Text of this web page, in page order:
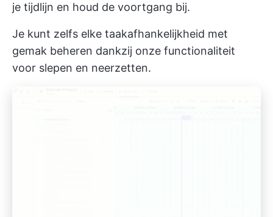
je tijdlijn en houd de voortgang bij.
Je kunt zelfs elke taakafhankelijkheid met
gemak beheren dankzij onze functionaliteit
voor slepen en neerzetten.